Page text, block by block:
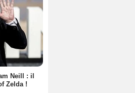
Neill : il
Zelda !